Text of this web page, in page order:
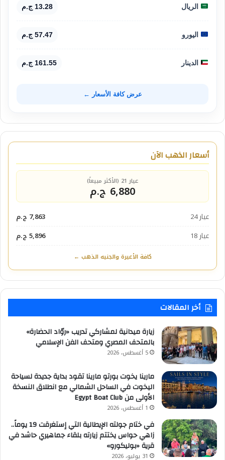
الريال 13.28 ج.م
اليورو 57.47 ج.م
الدينار 161.55 ج.م
عرض كافة الأسعار ←
أسعار الذهب الآن
عيار 21 (الأكثر مبيعاً)
6,880 ج.م
عيار 24
7,863 ج.م
عيار 18
5,896 ج.م
كافة الأعيرة والجنيه الذهب ←
أخر المقالات
زيارة ميدانية لمشاركي تدريب «روّاد الحضارة»
بالمتحف المصري ومتحف الفن الإسلامي
5 أغسطس، 2026
مارينا يخوت بورتو مارينا تقود بداية جديدة لسياحة
اليخوت في الساحل الشمالي مع انطلاق النسخة
الأولى من Egypt Boat Club
1 أغسطس، 2026
في ختام جولته الإيطالية التي إستغرقت 19 يوماً..
زاهي حواس يختتم زيارته بلقاء جماهيري حاشد في
قرية «بوليكورو»
31 يوليو، 2026